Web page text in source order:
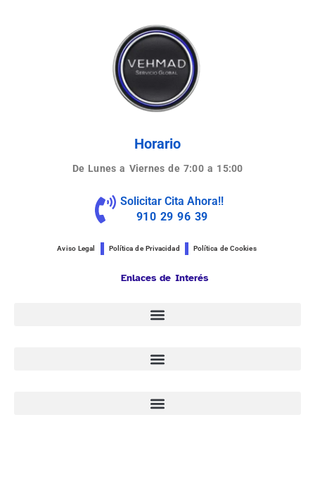
Horario
De Lunes a Viernes de 7:00 a 15:00
Solicitar Cita Ahora!!
910 29 96 39
Aviso Legal Política de Privacidad Política de Cookies
Enlaces de Interés